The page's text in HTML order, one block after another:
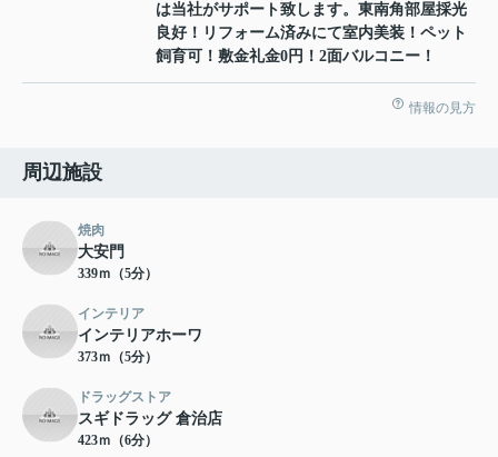
は当社がサポート致します。東南角部屋採光
良好！リフォーム済みにて室内美装！ペット
飼育可！敷金礼金0円！2面バルコニー！
情報の見方
周辺施設
焼肉
大安門
339ｍ（5分）
インテリア
インテリアホーワ
373ｍ（5分）
ドラッグストア
スギドラッグ 倉治店
423ｍ（6分）